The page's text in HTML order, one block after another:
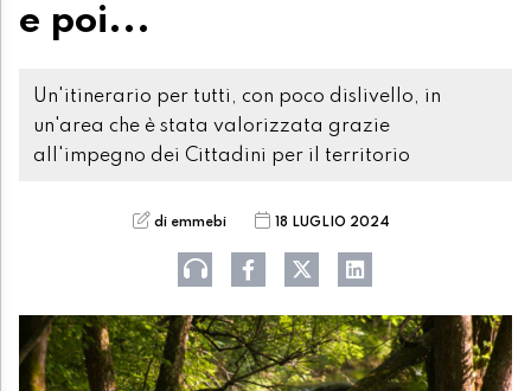
e poi...
Un'itinerario per tutti, con poco dislivello, in
un'area che è stata valorizzata grazie
all'impegno dei Cittadini per il territorio
di emmebi 18 LUGLIO 2024